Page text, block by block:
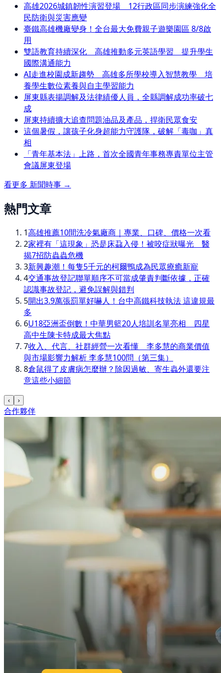
高雄2026城鎮韌性演習登場 12行政區同步演練強化全
民防衛與災害應變
臺鐵高雄機廠變身！全台最大免費親子遊樂園區 8/8啟
用
雙語教育持續深化 高雄推動多元英語學習 提升學生
國際溝通能力
AI走進校園成新趨勢 高雄多所學校導入智慧教學 培
養學生數位素養與自主學習能力
屏東縣表揚調解及法律績優人員，全縣調解成功率破七
成
屏東持續擴大追查問題油品及產品，捍衛民眾食安
這個暑假，讓孩子化身超能力守護隊，破解「毒咖」真
相
「青年基本法」上路，首次全國青年事務專責單位主管
會議屏東登場
看更多 新聞時事 →
熱門文章
1高雄推薦10間洗冷氣廠商｜專業、口碑、價格一次看
2家裡有「這現象」恐是床蝨入侵！被咬症狀曝光 醫
揭7招防蟲蟲危機
3新興趣潮！每隻5千元的柯爾鴨成為民眾療癒新寵
4交通事故登記聯單順序不可當成肇責判斷依據，正確
認識事故登記，避免誤解與錯判
5開出3.9萬張罰單好嚇人！台中高鐵科技執法 這違規最
多
6U18亞洲盃倒數！中華男籃20人培訓名單亮相 四星
高中生陳卡特成最大焦點
7收入、代言、社群經營一次看懂 李多慧的商業價值
與市場影響力解析 李多慧100問（第三集）
8倉鼠得了皮膚病怎麼辦？除因過敏、寄生蟲外還要注
意這些小細節
‹ ›
合作夥伴